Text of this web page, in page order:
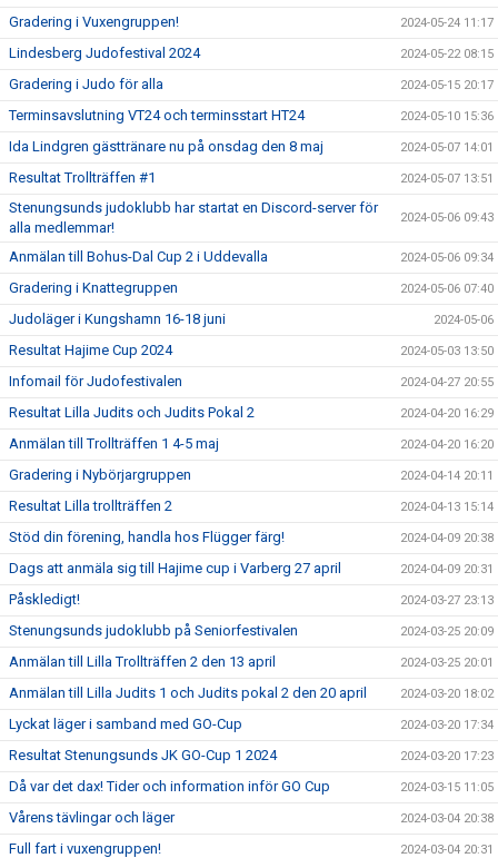
Gradering i Vuxengruppen! 2024-05-24 11:17
Lindesberg Judofestival 2024 2024-05-22 08:15
Gradering i Judo för alla 2024-05-15 20:17
Terminsavslutning VT24 och terminsstart HT24 2024-05-10 15:36
Ida Lindgren gästtränare nu på onsdag den 8 maj 2024-05-07 14:01
Resultat Trollträffen #1 2024-05-07 13:51
Stenungsunds judoklubb har startat en Discord-server för
alla medlemmar!
2024-05-06 09:43
Anmälan till Bohus-Dal Cup 2 i Uddevalla 2024-05-06 09:34
Gradering i Knattegruppen 2024-05-06 07:40
Judoläger i Kungshamn 16-18 juni 2024-05-06
Resultat Hajime Cup 2024 2024-05-03 13:50
Infomail för Judofestivalen 2024-04-27 20:55
Resultat Lilla Judits och Judits Pokal 2 2024-04-20 16:29
Anmälan till Trollträffen 1 4-5 maj 2024-04-20 16:20
Gradering i Nybörjargruppen 2024-04-14 20:11
Resultat Lilla trollträffen 2 2024-04-13 15:14
Stöd din förening, handla hos Flügger färg! 2024-04-09 20:38
Dags att anmäla sig till Hajime cup i Varberg 27 april 2024-04-09 20:31
Påskledigt! 2024-03-27 23:13
Stenungsunds judoklubb på Seniorfestivalen 2024-03-25 20:09
Anmälan till Lilla Trollträffen 2 den 13 april 2024-03-25 20:01
Anmälan till Lilla Judits 1 och Judits pokal 2 den 20 april 2024-03-20 18:02
Lyckat läger i samband med GO-Cup 2024-03-20 17:34
Resultat Stenungsunds JK GO-Cup 1 2024 2024-03-20 17:23
Då var det dax! Tider och information inför GO Cup 2024-03-15 11:05
Vårens tävlingar och läger 2024-03-04 20:38
Full fart i vuxengruppen! 2024-03-04 20:31